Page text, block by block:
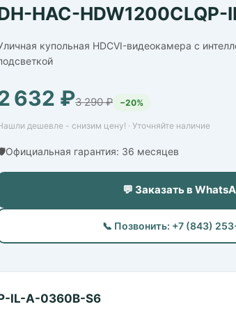
HAC-
купольная HDCVI-видеокамера с
632 ₽3 290 ₽ −20%
дешевле - снизим цену! · Уточняйте наличие
гарантия: 36 месяцев
💬 Заказать в
📞 Позвонить: +7 (843)
IL-A-0360B-S6